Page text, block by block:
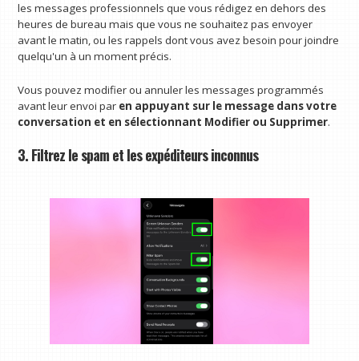
les messages professionnels que vous rédigez en dehors des
heures de bureau mais que vous ne souhaitez pas envoyer
avant le matin, ou les rappels dont vous avez besoin pour joindre
quelqu'un à un moment précis.
Vous pouvez modifier ou annuler les messages programmés
avant leur envoi par en appuyant sur le message dans votre
conversation et en sélectionnant Modifier ou Supprimer.
3. Filtrez le spam et les expéditeurs inconnus